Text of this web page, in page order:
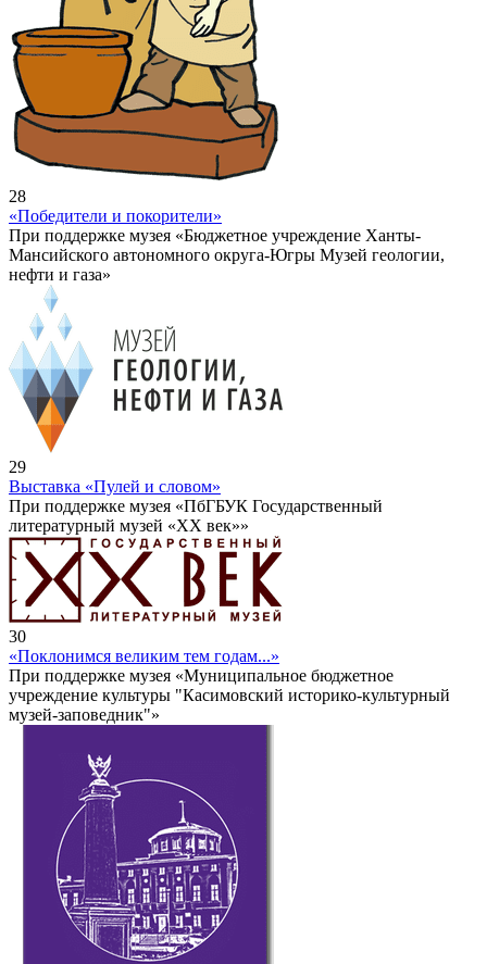
28
«Победители и покорители»
При поддержке музея «Бюджетное учреждение Ханты-
Мансийского автономного округа-Югры Музей геологии,
нефти и газа»
29
Выставка «Пулей и словом»
При поддержке музея «ПбГБУК Государственный
литературный музей «ХХ век»»
30
«Поклонимся великим тем годам...»
При поддержке музея «Муниципальное бюджетное
учреждение культуры "Касимовский историко-культурный
музей-заповедник"»